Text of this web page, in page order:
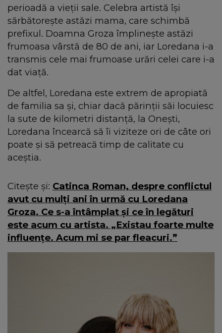
perioadă a vieții sale. Celebra artistă își
sărbătorește astăzi mama, care schimbă
prefixul. Doamna Groza împlinește astăzi
frumoasa vârstă de 80 de ani, iar Loredana i-a
transmis cele mai frumoase urări celei care i-a
dat viață.
De altfel, Loredana este extrem de apropiată
de familia sa și, chiar dacă părinții săi locuiesc
la sute de kilometri distanță, la Onești,
Loredana încearcă să îi viziteze ori de câte ori
poate și să petreacă timp de calitate cu
aceștia.
Citește și: Catinca Roman, despre conflictul
avut cu mulți ani în urmă cu Loredana
Groza. Ce s-a întâmplat și ce în legături
este acum cu artista. „Existau foarte multe
influențe. Acum mi se par fleacuri.”